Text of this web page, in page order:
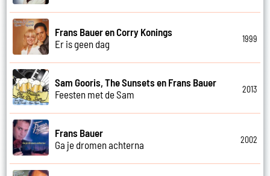
Frans Bauer en Corry Konings
Er is geen dag
1999
Sam Gooris, The Sunsets en Frans Bauer
Feesten met de Sam
2013
Frans Bauer
Ga je dromen achterna
2002